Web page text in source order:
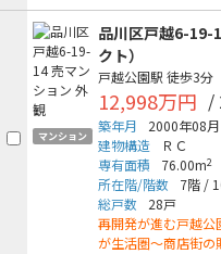
マンション
品川区戸越6-19-
クト）
戸越公園駅 徒歩3分
12,998万円 /
築年月 2000年08月
建物構造
ＲＣ
専有面積
76.00m2
所在階/階数 7階 /
総戸数
28戸
再開発が進む戸越公
が生活圏～商店街